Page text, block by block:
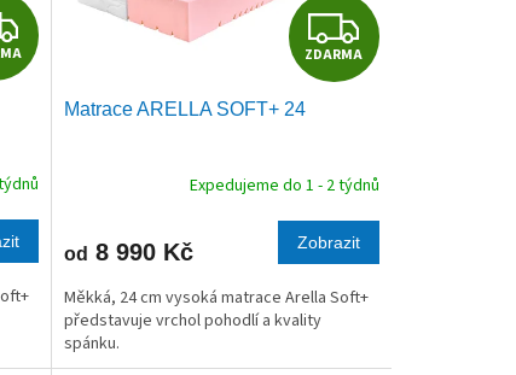
Z
D
R
M
A
Z
D
R
M
A
ZDARMA
Matrace ARELLA SOFT+ 24
Expedujeme do 1 - 2 týdnů
od 8 990 Kč Zobrazit
Měkká, 24 cm vysoká matrace Arella Soft+
představuje vrchol pohodlí a kvality
spánku.